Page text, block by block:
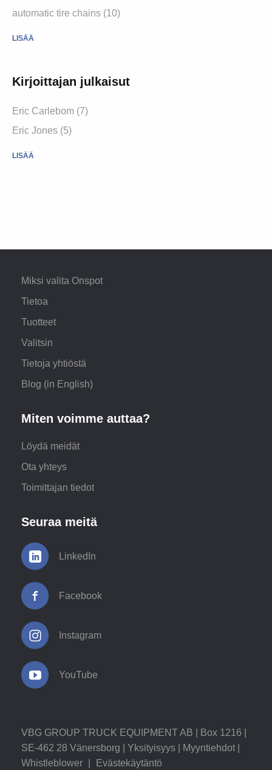
automatic tire chains (10)
LISÄÄ
Kirjoittajan julkaisut
Eric Carlebom (7)
Eric Jones (5)
LISÄÄ
Miksi valita Onspot
Tietoa
Tuotteet
Valitsin
Tietoja yhtiöstä
Blog (in English)
Miten voimme auttaa?
Löydä meidät
Ota yhteys
Toimittajan tiedot
Seuraa meitä
LinkedIn
Facebook
Instagram
YouTube
VBG GROUP TRUCK EQUIPMENT AB | Box 1216 |
SE-462 28 Vänersborg | Yksityisyys Myyntiehdot
Whistleblower
Evästekäytäntö